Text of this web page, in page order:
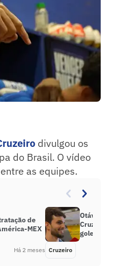
divulgou os
do Brasil. O vídeo
as equipes.
de
MEX
Há 2 meses
Otávio
Cruzeiro e
goleiros de
Cruzeiro